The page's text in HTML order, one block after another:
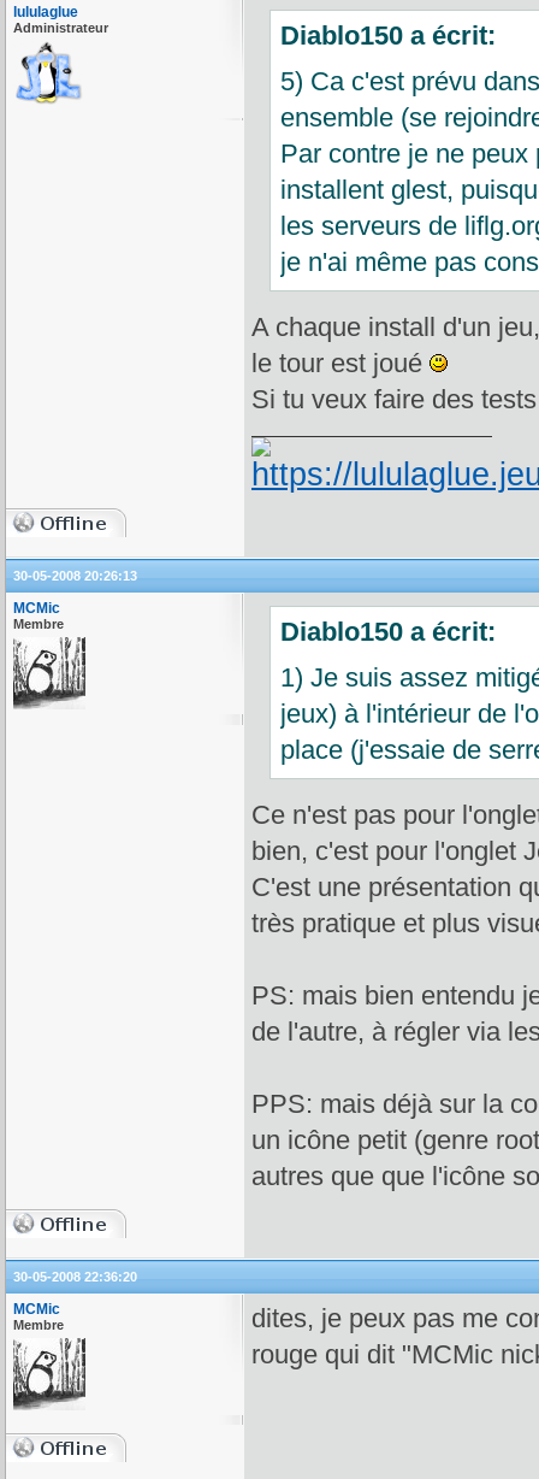
lululaglue
Administrateur
Diablo150 a écrit:
5) Ca c'est prévu
ensemble (se
Par contre je ne
installent glest,
les serveurs de
je n'ai même pas
A chaque install d'un
le tour est joué
Si tu veux faire des
30-05-2008 20:26:13
MCMic
Membre
Diablo150 a écrit:
1) Je suis assez
jeux) à l'intérieur de
place (j'essaie de
Ce n'est pas pour
bien, c'est pour l'onglet
C'est une présentation
très pratique et plus
PS: mais bien entendu
de l'autre, à régler via
PPS: mais déjà sur la
un icône petit (genre
autres que que l'icône
30-05-2008 22:36:20
MCMic
Membre
dites, je peux pas me
rouge qui dit "MCMic